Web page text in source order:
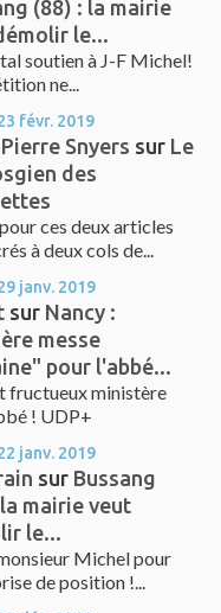
(88) : la mairie
le...
soutien à J-F Michel!
ne...
févr. 2019
Snyers sur Le
des
ces deux articles
à deux cols de...
janv. 2019
sur Nancy :
messe
pour l'abbé...
fructueux ministère
! UDP+
janv. 2019
sur Bussang
mairie veut
le...
Michel pour
de position !...